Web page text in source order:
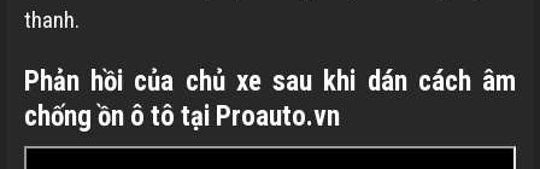
thanh.
Phản hồi của chủ xe sau khi dán cách âm
chống ồn ô tô tại Proauto.vn